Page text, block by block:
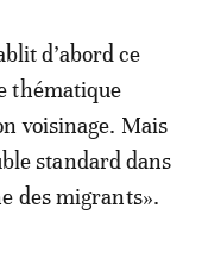
d’abord ce
thématique
voisinage. Mais
standard dans
des migrants».